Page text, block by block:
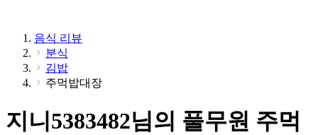
음식 리뷰
분식
김밥
주먹밥대장
지니5383482님의 풀무원 주먹